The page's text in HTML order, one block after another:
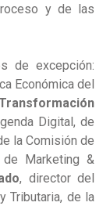
y de las
de excepción:
Económica del
Digital, de
la Comisión de
Marketing &
, director del
Tributaria, de la